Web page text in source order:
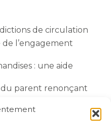
de circulation
l’engagement
: une aide
du parent renonçant
année de plus